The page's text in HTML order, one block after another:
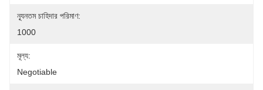
ন্যূনতম চাহিদার পরিমাণ:
1000
মূল্য:
Negotiable